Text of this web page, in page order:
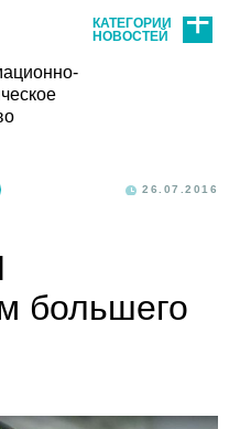
КАТЕГОРИИ
НОВОСТЕЙ
26.07.2016
большего